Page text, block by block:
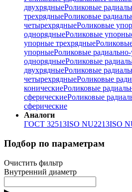
двухрядныеРоликовые
трехрядныеРоликовые
четырехрядныеРоликовые
однорядныеРоликовые
упорные трехрядные
упорныеРоликовые
однорядныеРоликовые
двухрядныеРоликовые
четырехрядныеРоликовые
коническиеРоликовые
сферическиеРоликовые
сферические
Аналоги
ГОСТ 32513ISO NU2213ISO
Подбор по параметрам
Очистить фильтр
Внутренний диаметр